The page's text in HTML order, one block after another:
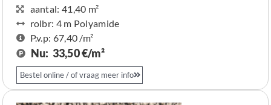
aantal: 41,40 m²
rolbr: 4 m​ Polyamide
P.v.p: 67,40 /m²
Nu: 33,50 €/m²
Bestel online / of vraag meer info